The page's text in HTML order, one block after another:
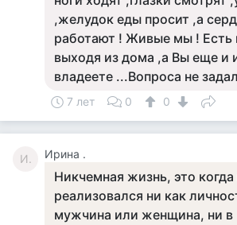
,желудок еды просит ,а
работают ! Живые мы ! Есть
выходя из дома ,а Вы еще и
владеете ...Вопроса не
7 лет 0 0
И. Ирина .
Никчемная жизнь, это когда
реализовался ни как
мужчина или женщина, ни в